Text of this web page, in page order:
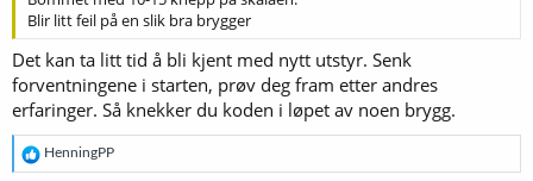
Blir litt feil på en slik bra brygger
Det kan ta litt tid å bli kjent med nytt utstyr. Senk
forventningene i starten, prøv deg fram etter andres
erfaringer. Så knekker du koden i løpet av noen brygg.
R
e
HenningPP